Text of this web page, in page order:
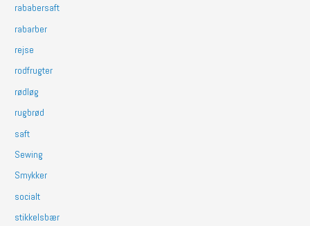
rababersaft
rabarber
rejse
rodfrugter
rødløg
rugbrød
saft
Sewing
Smykker
socialt
stikkelsbær